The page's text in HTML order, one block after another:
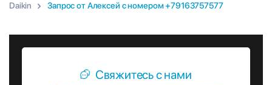
Daikin Запрос от Алексей c номером +79163757577
Свяжитесь с нами